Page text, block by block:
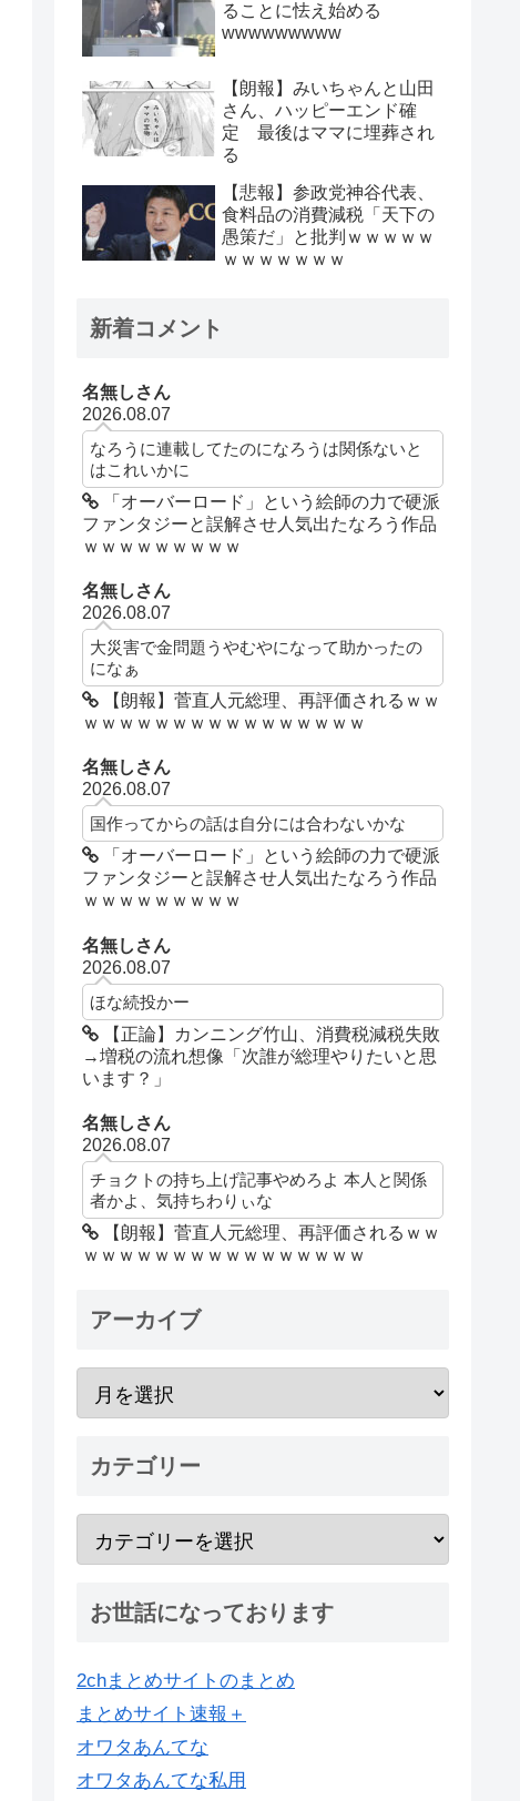
ることに怯え始める
wwwwwwwww
【朗報】みいちゃんと山田
さん、ハッピーエンド確
定 最後はママに埋葬され
る
【悲報】参政党神谷代表、
食料品の消費減税「天下の
愚策だ」と批判ｗｗｗｗｗ
ｗｗｗｗｗｗｗ
新着コメント
名無しさん
2026.08.07
なろうに連載してたのになろうは関係ないと
はこれいかに
「オーバーロード」という絵師の力で硬派
ファンタジーと誤解させ人気出たなろう作品
ｗｗｗｗｗｗｗｗｗ
名無しさん
2026.08.07
大災害で金問題うやむやになって助かったの
になぁ
【朗報】菅直人元総理、再評価されるｗｗ
ｗｗｗｗｗｗｗｗｗｗｗｗｗｗｗｗ
名無しさん
2026.08.07
国作ってからの話は自分には合わないかな
「オーバーロード」という絵師の力で硬派
ファンタジーと誤解させ人気出たなろう作品
ｗｗｗｗｗｗｗｗｗ
名無しさん
2026.08.07
ほな続投かー
【正論】カンニング竹山、消費税減税失敗
→増税の流れ想像「次誰が総理やりたいと思
います？」
名無しさん
2026.08.07
チョクトの持ち上げ記事やめろよ 本人と関係
者かよ、気持ちわりぃな
【朗報】菅直人元総理、再評価されるｗｗ
ｗｗｗｗｗｗｗｗｗｗｗｗｗｗｗｗ
アーカイブ
カテゴリー
お世話になっております
2chまとめサイトのまとめ
まとめサイト速報＋
オワタあんてな
オワタあんてな私用